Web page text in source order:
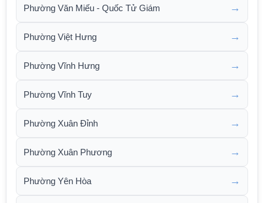
Phường Văn Miếu - Quốc Tử Giám →
Phường Việt Hưng →
Phường Vĩnh Hưng →
Phường Vĩnh Tuy →
Phường Xuân Đỉnh →
Phường Xuân Phương →
Phường Yên Hòa →